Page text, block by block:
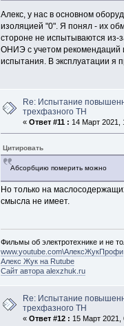
Алекс, у нас в основном
изоляцией "0". Я понял - их
стороне не испытываются из-
ОНИЭ с учетом рекомендаций
испытания. В эксплуатации я
Re: Испытание
трехфазного ТН
« Ответ #11 : 14 Март 2021,
Цитировать
Абсорбцию померить можно
Но только на
смысла не имеет.
Фильмы об электротехнике и не
www.youtube.com\АлексЖукПрофи
Алекс Жук на Rutube
Сайт автора alexzhuk.ru
Re: Испытание
трехфазного ТН
« Ответ #12 : 15 Март 2021,